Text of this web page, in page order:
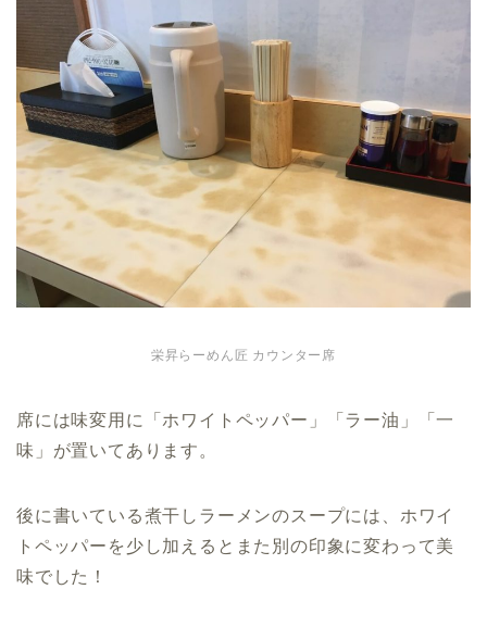
栄昇らーめん匠 カウンター席
席には味変用に「ホワイトペッパー」「ラー油」「一
味」が置いてあります。
後に書いている煮干しラーメンのスープには、ホワイ
トペッパーを少し加えるとまた別の印象に変わって美
味でした！